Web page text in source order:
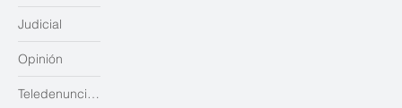
Judicial
Opinión
Teledenuncias